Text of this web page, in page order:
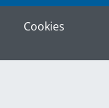
Cookies